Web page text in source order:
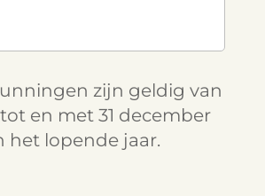
zijn geldig van
en met 31 december
het lopende jaar.